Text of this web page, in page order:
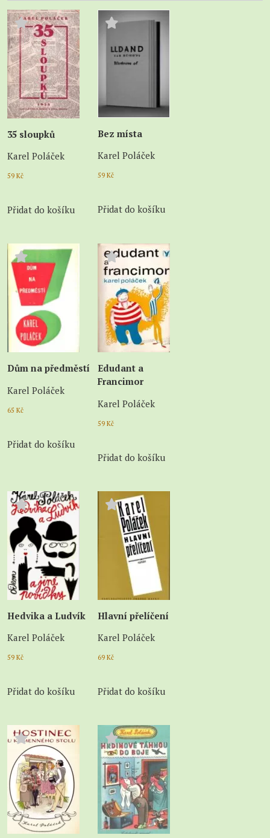
35 sloupků
Karel Poláček
59 Kč
Přidat do košíku
Bez místa
Karel Poláček
59 Kč
Přidat do košíku
Dům na předměstí
Karel Poláček
65 Kč
Přidat do košíku
Edudant a
Francimor
Karel Poláček
59 Kč
Přidat do košíku
Hedvika a Ludvík
Karel Poláček
59 Kč
Přidat do košíku
Hlavní přelíčení
Karel Poláček
69 Kč
Přidat do košíku